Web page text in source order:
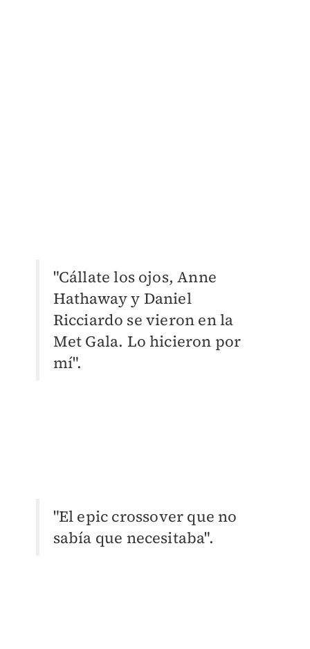
​"Cállate los ojos, Anne
Hathaway y Daniel
Ricciardo se vieron en la
Met Gala. Lo hicieron por
mí".
​"El epic crossover que no
sabía que necesitaba".